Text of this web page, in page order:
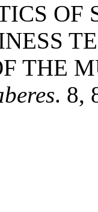
OF
THE
. 8,